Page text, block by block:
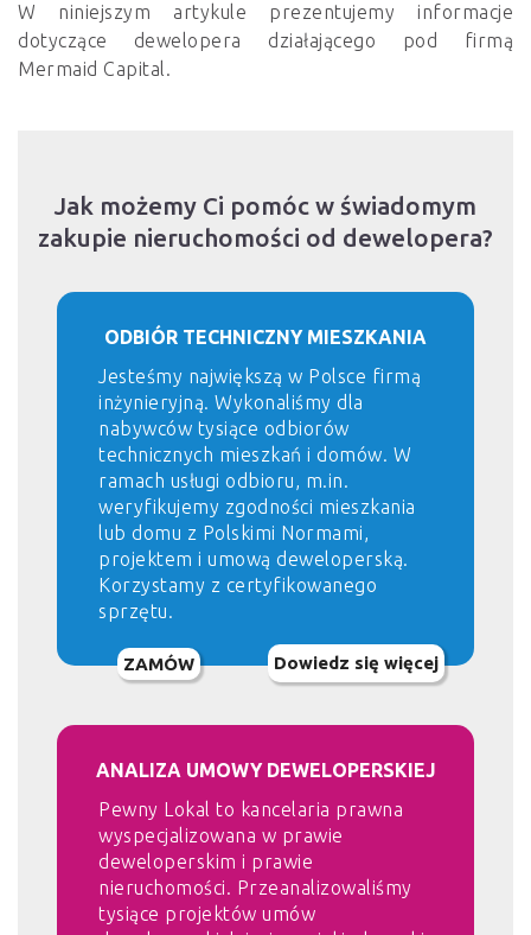
W niniejszym artykule prezentujemy informacje
dotyczące dewelopera działającego pod firmą
Mermaid Capital.
Jak możemy Ci pomóc w świadomym
zakupie nieruchomości od dewelopera?
ODBIÓR TECHNICZNY MIESZKANIA
Jesteśmy największą w Polsce firmą
inżynieryjną. Wykonaliśmy dla
nabywców tysiące odbiorów
technicznych mieszkań i domów. W
ramach usługi odbioru, m.in.
weryfikujemy zgodności mieszkania
lub domu z Polskimi Normami,
projektem i umową deweloperską.
Korzystamy z certyfikowanego
sprzętu.
ZAMÓW Dowiedz się więcej
ANALIZA UMOWY DEWELOPERSKIEJ
Pewny Lokal to kancelaria prawna
wyspecjalizowana w prawie
deweloperskim i prawie
nieruchomości. Przeanalizowaliśmy
tysiące projektów umów